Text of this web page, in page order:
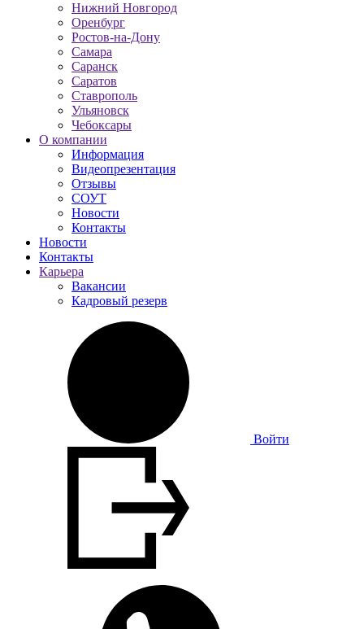
Нижний Новгород
Оренбург
Ростов-на-Дону
Самара
Саранск
Саратов
Ставрополь
Ульяновск
Чебоксары
О компании
Информация
Видеопрезентация
Отзывы
СОУТ
Новости
Контакты
Новости
Контакты
Карьера
Вакансии
Кадровый резерв
Войти